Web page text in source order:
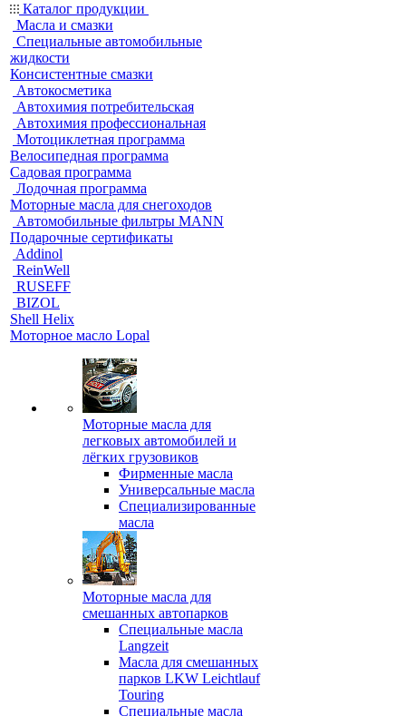
Каталог продукции
Масла и смазки
Специальные автомобильные
жидкости
Консистентные смазки
Автокосметика
Автохимия потребительская
Автохимия профессиональная
Мотоциклетная программа
Велосипедная программа
Садовая программа
Лодочная программа
Моторные масла для снегоходов
Автомобильные фильтры MANN
Подарочные сертификаты
Addinol
ReinWell
RUSEFF
BIZOL
Shell Helix
Моторное масло Lopal
Моторные масла для
легковых автомобилей и
лёгких грузовиков
Фирменные масла
Универсальные масла
Специализированные
масла
Моторные масла для
смешанных автопарков
Специальные масла
Langzeit
Масла для смешанных
парков LKW Leichtlauf
Touring
Специальные масла